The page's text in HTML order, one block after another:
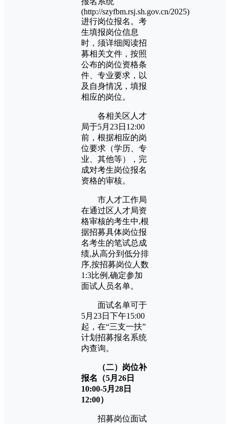
(http://szyfbm.rsj.sh.gov.cn/2025)
进行岗位报名。考
生填报岗位信息
时，须详细阅读招
募相关文件，按照
公布的岗位资格条
件、专业要求，以
及自身情况，填报
相应的岗位。
各相关区人才
局于5月23日12:00
前，根据相应的岗
位要求（学历、专
业、其他等），完
成对考生岗位报名
资格的审核。
市人才工作局
在通过区人才局资
格审核的考生中,根
据招募具体岗位报
名考生的笔试总成
绩,从高分到低分排
序,按招募岗位人数
1:3比例,确定参加
面试人员名单。
面试名单可于
5月23日下午15:00
起，在“三支一扶”
计划招募报名系统
内查询。
（二）岗位补
报名（5月26日
10:00-5月28日
12:00）
招募岗位面试